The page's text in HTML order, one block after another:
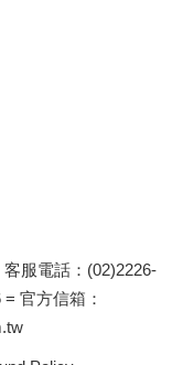
服電話：(02)2226-
官方信箱：